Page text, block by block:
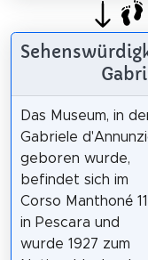
Das Museum, in
Gabriele
geboren wurde,
befindet sich im
Corso Manthoné
in Pescara und
wurde 1927 zum